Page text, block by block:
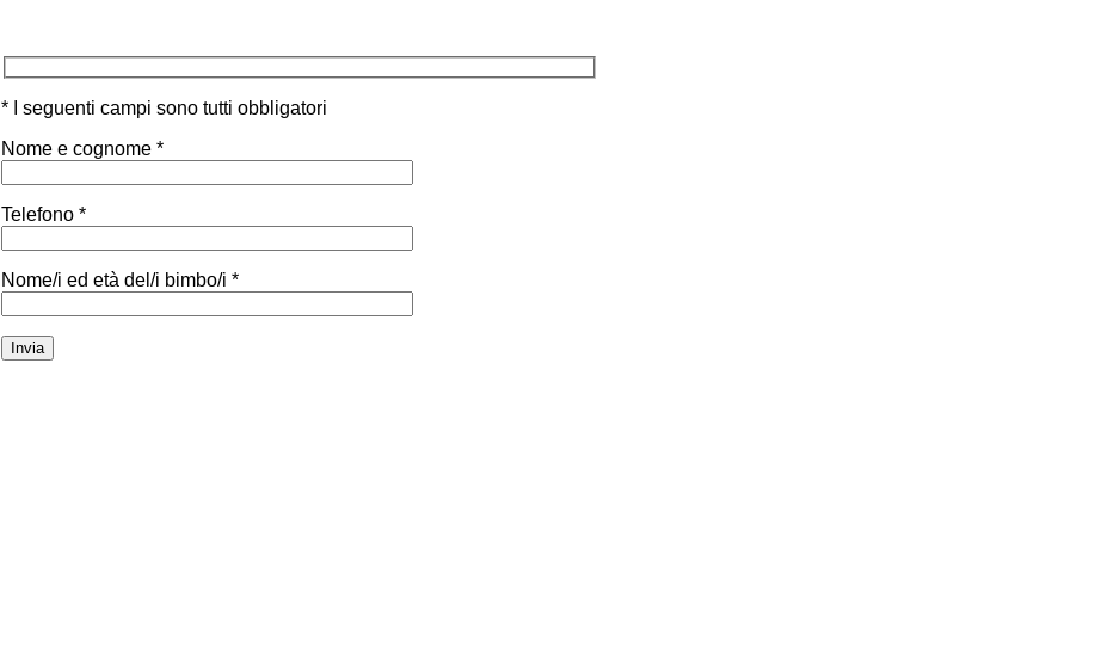
* I seguenti campi sono tutti obbligatori
Nome e cognome *
Telefono *
Nome/i ed età del/i bimbo/i *